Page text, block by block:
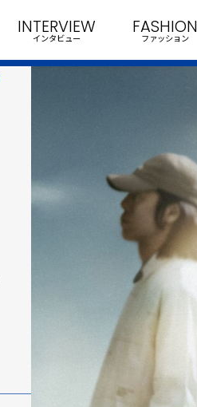
INTERVIEW
インタビュー
FASHION
ファッション